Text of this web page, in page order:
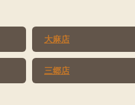
大麻店
三郷店